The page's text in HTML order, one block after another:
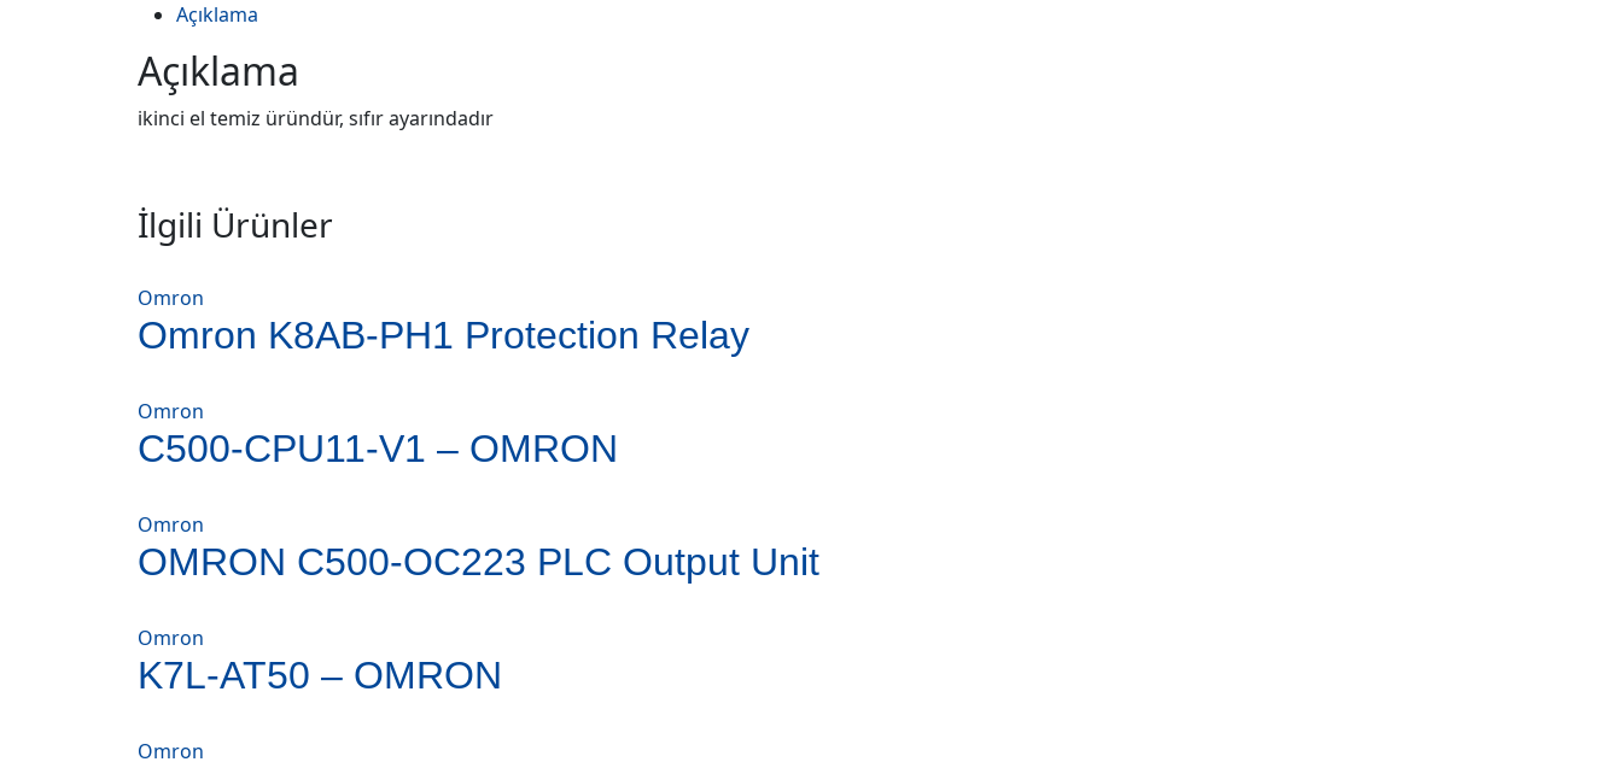
Açıklama
Açıklama
ikinci el temiz üründür, sıfır ayarındadır
İlgili Ürünler
Omron
Omron K8AB-PH1 Protection Relay
Omron
C500-CPU11-V1 – OMRON
Omron
OMRON C500-OC223 PLC Output Unit
Omron
K7L-AT50 – OMRON
Omron